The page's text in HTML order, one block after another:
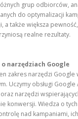
grup odbiorców,
do optymalizacji
a także większa
realne rezultaty.
narzędziach Google
zakres narzędzi Google
Uczymy obsługi Google
narzędzi
konwersji. Wiedza o
nad kampaniami,